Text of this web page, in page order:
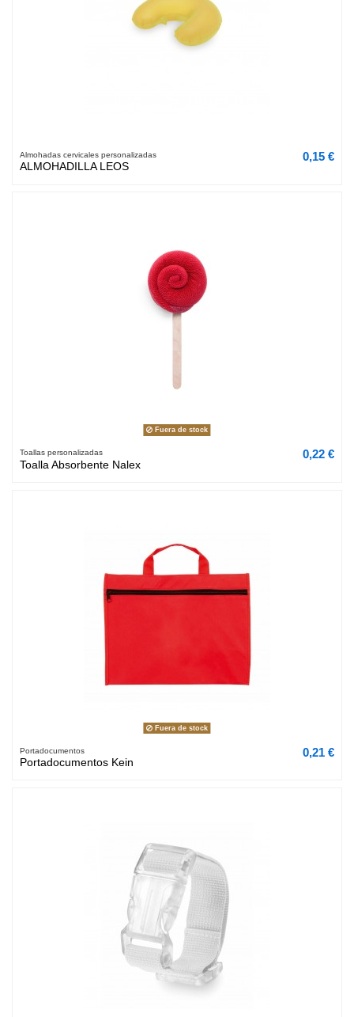
Almohadas cervicales personalizadas
ALMOHADILLA LEOS
0,15 €
Fuera de stock
Toallas personalizadas
Toalla Absorbente Nalex
0,22 €
Fuera de stock
Portadocumentos
Portadocumentos Kein
0,21 €